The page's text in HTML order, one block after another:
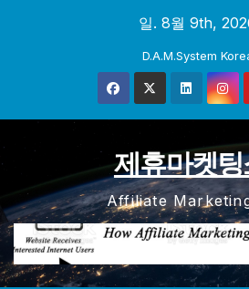
일. 8월 9th,
D.A.M.System
제휴마켓
Affiliate